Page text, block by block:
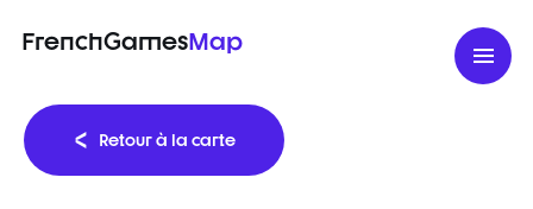
FrenchGamesMap
Retour à la carte